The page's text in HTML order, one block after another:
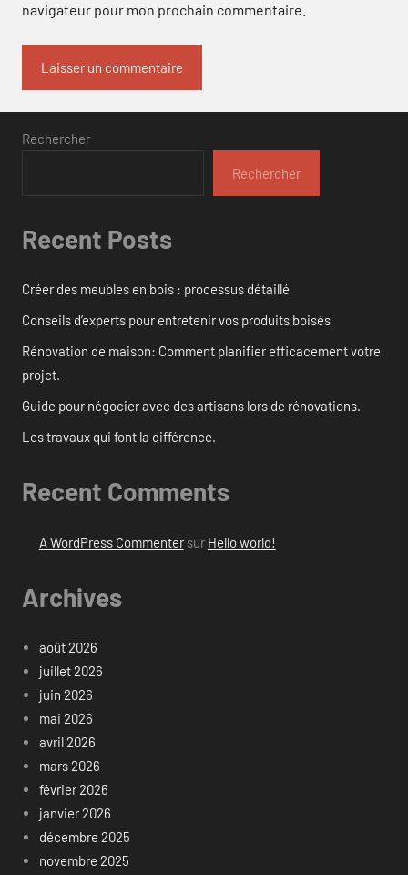
navigateur pour mon prochain commentaire.
Rechercher
Rechercher
Recent Posts
Créer des meubles en bois : processus détaillé
Conseils d’experts pour entretenir vos produits boisés
Rénovation de maison: Comment planifier efficacement votre
projet.
Guide pour négocier avec des artisans lors de rénovations.
Les travaux qui font la différence.
Recent Comments
A WordPress Commentersur Hello world!
Archives
août 2026
juillet 2026
juin 2026
mai 2026
avril 2026
mars 2026
février 2026
janvier 2026
décembre 2025
novembre 2025